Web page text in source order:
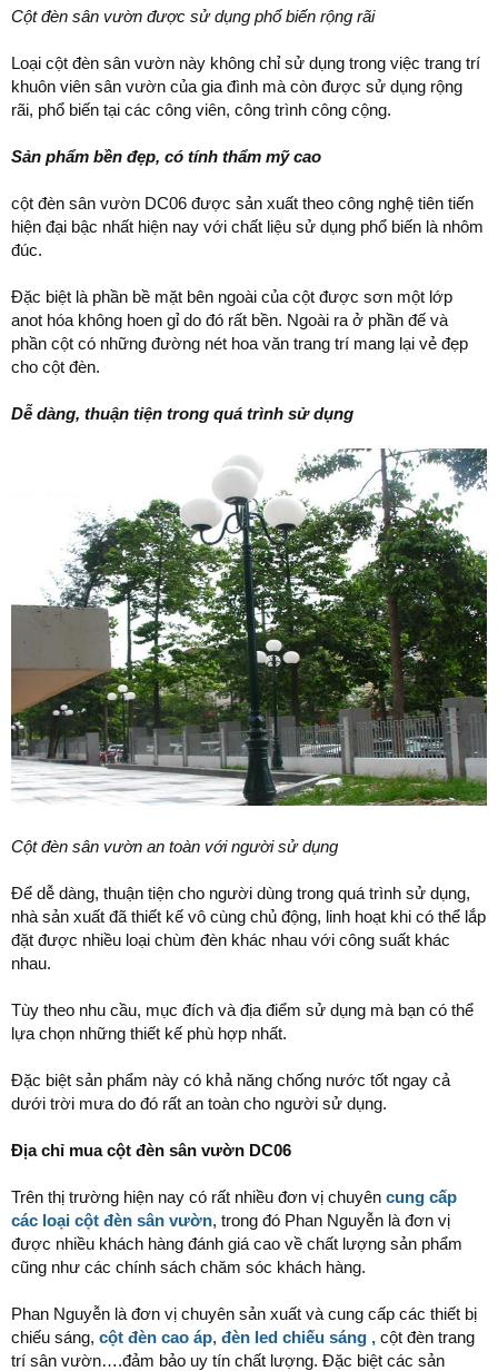
Cột đèn sân vườn được sử dụng phổ biến rộng rãi
Loại cột đèn sân vườn này không chỉ sử dụng trong việc trang trí
khuôn viên sân vườn của gia đình mà còn được sử dụng rộng
rãi, phổ biến tại các công viên, công trình công cộng.
Sản phẩm bền đẹp, có tính thẩm mỹ cao
cột đèn sân vườn DC06 được sản xuất theo công nghệ tiên tiến
hiện đại bậc nhất hiện nay với chất liệu sử dụng phổ biến là nhôm
đúc.
Đặc biệt là phần bề mặt bên ngoài của cột được sơn một lớp
anot hóa không hoen gỉ do đó rất bền. Ngoài ra ở phần đế và
phần cột có những đường nét hoa văn trang trí mang lại vẻ đẹp
cho cột đèn.
Dễ dàng, thuận tiện trong quá trình sử dụng
Cột đèn sân vườn an toàn với người sử dụng
Để dễ dàng, thuận tiện cho người dùng trong quá trình sử dụng,
nhà sản xuất đã thiết kế vô cùng chủ động, linh hoạt khi có thể lắp
đặt được nhiều loại chùm đèn khác nhau với công suất khác
nhau.
Tùy theo nhu cầu, mục đích và địa điểm sử dụng mà bạn có thể
lựa chọn những thiết kế phù hợp nhất.
Đặc biệt sản phẩm này có khả năng chống nước tốt ngay cả
dưới trời mưa do đó rất an toàn cho người sử dụng.
Địa chỉ mua cột đèn sân vườn DC06
Trên thị trường hiện nay có rất nhiều đơn vị chuyên cung cấp
các loại cột đèn sân vườn, trong đó Phan Nguyễn là đơn vị
được nhiều khách hàng đánh giá cao về chất lượng sản phẩm
cũng như các chính sách chăm sóc khách hàng.
Phan Nguyễn là đơn vị chuyên sản xuất và cung cấp các thiết bị
chiếu sáng, cột đèn cao áp, đèn led chiếu sáng , cột đèn trang
trí sân vườn….đảm bảo uy tín chất lượng. Đặc biệt các sản